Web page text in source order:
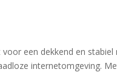
een dekkend en stabiel
internetomgeving.